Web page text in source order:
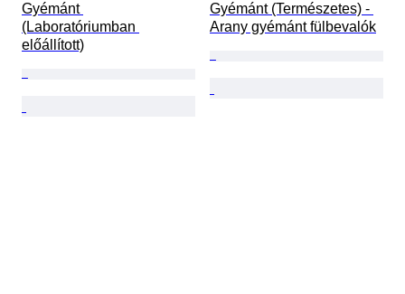
Gyémánt
(Laboratóriumban
előállított)
Gyémánt (Természetes) -
Arany gyémánt fülbevalók